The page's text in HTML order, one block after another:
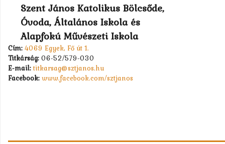
Szent János Katolikus Bölcsőde,
Óvoda, Általános Iskola és
Alapfokú Művészeti Iskola
Cím: 4069 Egyek, Fő út 1.
Titkárság: 06-52/579-030
E-mail: titkarsag@sztjanos.hu
Facebook: www.facebook.com/sztjanos
MUNKATÁRSAK >
TANULÓK >
PÁLYÁZATOK >
KAPCSOLAT